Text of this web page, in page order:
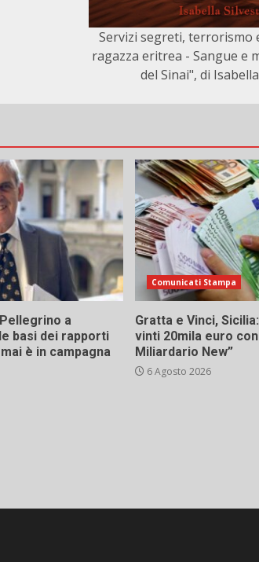
Servizi segreti, terrorismo
ragazza eritrea - Sangue e
del Sinai", di
a
basi dei rapporti
è in campagna
Comunicati Stampa
Gratta e Vinci,
vinti 20mila euro con
Miliardario New”
6 Agosto 2026